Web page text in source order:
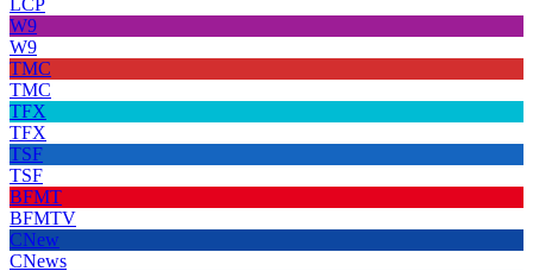
LCP
W9
W9
TMC
TMC
TFX
TFX
TSF
TSF
BFMT
BFMTV
CNew
CNews